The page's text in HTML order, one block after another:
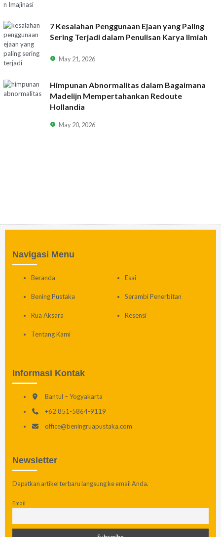
7 Kesalahan Penggunaan Ejaan yang Paling
Sering Terjadi dalam Penulisan Karya Ilmiah
May 21, 2026
Himpunan Abnormalitas dalam Bagaimana
Madelijn Mempertahankan Redoute
Hollandia
May 20, 2026
Navigasi Menu
Beranda Esai
Bening Pustaka Serambi Penerbitan
Rua Aksara Resensi
Tentang Kami
Informasi Kontak
Bantul – Yogyakarta
+62 851-5864-9119
office@beningruapustaka.com
Newsletter
Dapatkan artikel terbaru langsung ke email Anda.
Email